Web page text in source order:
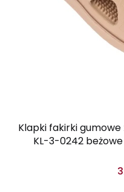
Klapki fakirki
KL-3-0242